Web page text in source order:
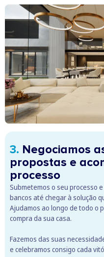
3. Negociamos
propostas e
processo
Submetemos o seu processo
bancos até chegar à solução
Ajudamos ao longo de todo o
compra da sua casa.
Fazemos das suas
e celebramos consigo cada